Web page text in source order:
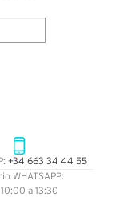
+34 663 34 44 55
WHATSAPP:
10:00 a 13:30